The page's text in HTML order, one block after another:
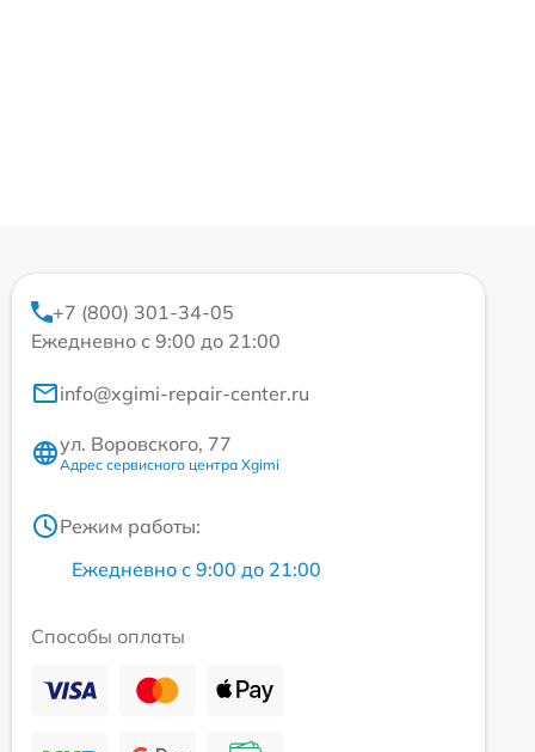
+7 (800) 301-34-05
Ежедневно с 9:00 до 21:00
info@xgimi-repair-center.ru
ул. Воровского, 77
Адрес сервисного центра Xgimi
Режим работы:
Ежедневно с 9:00 до 21:00
Способы оплаты